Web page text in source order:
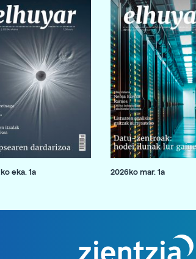
eka. 1a 2026ko mar. 1a